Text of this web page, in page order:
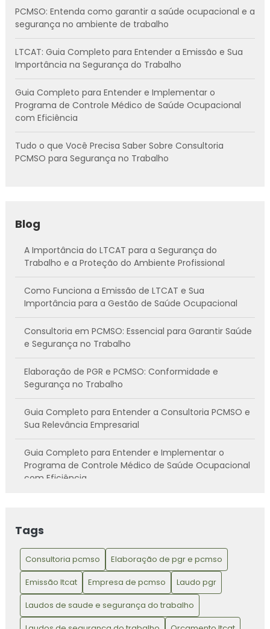
PCMSO: Entenda como garantir a saúde ocupacional e a
segurança no ambiente de trabalho
LTCAT: Guia Completo para Entender a Emissão e Sua
Importância na Segurança do Trabalho
Guia Completo para Entender e Implementar o
Programa de Controle Médico de Saúde Ocupacional
com Eficiência
Tudo o que Você Precisa Saber Sobre Consultoria
PCMSO para Segurança no Trabalho
Blog
A Importância do LTCAT para a Segurança do
Trabalho e a Proteção do Ambiente Profissional
Como Funciona a Emissão de LTCAT e Sua
Importância para a Gestão de Saúde Ocupacional
Consultoria em PCMSO: Essencial para Garantir Saúde
e Segurança no Trabalho
Elaboração de PGR e PCMSO: Conformidade e
Segurança no Trabalho
Guia Completo para Entender a Consultoria PCMSO e
Sua Relevância Empresarial
Guia Completo para Entender e Implementar o
Programa de Controle Médico de Saúde Ocupacional
com Eficiência
Laudo de Gerenciamento de Riscos: Essencial para
Garantir a Segurança no Ambiente de Trabalho
Laudo Técnico das Condições Ambientais de Trabalho
(LTCAT)
Tags
Consultoria pcmso
Elaboração de pgr e pcmso
Emissão ltcat
Empresa de pcmso
Laudo pgr
Laudos de saude e segurança do trabalho